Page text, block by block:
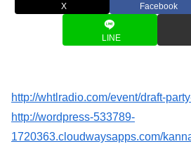
X Facebook
LINE
http://whtlradio.com/event/draft-
http://wordpress-533789-
1720363.cloudwaysapps.com/